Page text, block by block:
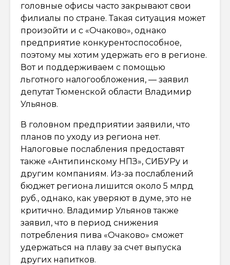
головные офисы часто закрывают свои
филиалы по стране. Такая ситуация может
произойти и с «Очаково», однако
предприятие конкурентоспособное,
поэтому мы хотим удержать его в регионе.
Вот и поддерживаем с помощью
льготного налогообложения, — заявил
депутат Тюменской области Владимир
Ульянов.
В головном предприятии заявили, что
планов по уходу из региона нет.
Налоговые послабления предоставят
также «Антипинскому НПЗ», СИБУРу и
другим компаниям. Из-за послаблений
бюджет региона лишится около 5 млрд
руб., однако, как уверяют в думе, это не
критично. Владимир Ульянов также
заявил, что в период снижения
потребления пива «Очаково» сможет
удержаться на плаву за счет выпуска
других напитков.